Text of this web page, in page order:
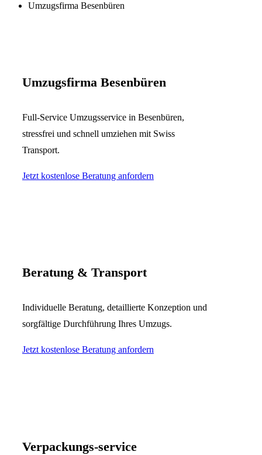
Umzugsfirma Besenbüren
Umzugsfirma Besenbüren
Full-Service Umzugsservice in Besenbüren,
stressfrei und schnell umziehen mit Swiss
Transport.
Jetzt kostenlose Beratung anfordern
Beratung & Transport
Individuelle Beratung, detaillierte Konzeption und
sorgfältige Durchführung Ihres Umzugs.
Jetzt kostenlose Beratung anfordern
Verpackungs-service